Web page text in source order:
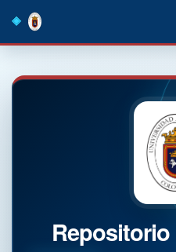
navigation